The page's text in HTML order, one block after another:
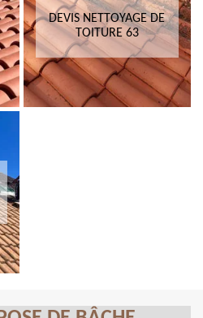
DEVIS NETTOYAGE DE
TOITURE 63